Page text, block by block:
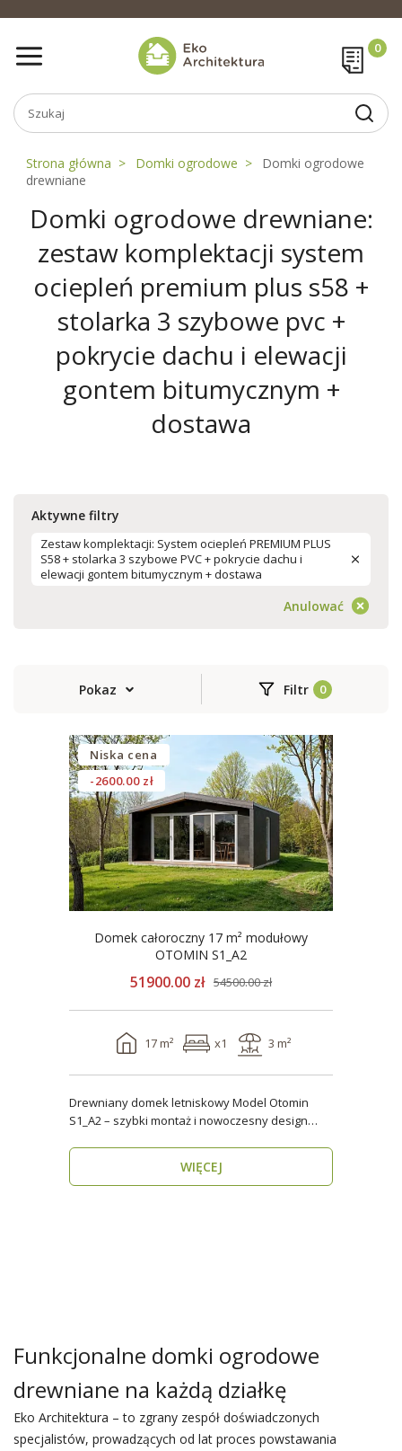
Strona główna Domki ogrodowe
Domki ogrodowe
drewniane
Domki ogrodowe drewniane:
zestaw komplektacji system
ociepleń premium plus s58 +
stolarka 3 szybowe pvc +
pokrycie dachu i elewacji
gontem bitumycznym +
dostawa
Aktywne filtry
Zestaw komplektacji: System ociepleń PREMIUM PLUS
S58 + stolarka 3 szybowe PVC + pokrycie dachu i
elewacji gontem bitumycznym + dostawa
Anulować
Pokaz Filtr
Niska cena
-2600.00 zł
Domek całoroczny 17 m² modułowy
OTOMIN S1_A2
51900.00 zł 54500.00 zł
17 m² x1 3 m²
Drewniany domek letniskowy Model Otomin
S1_A2 – szybki montaż i nowoczesny design
WIĘCEJ
Funkcjonalne domki ogrodowe
drewniane na każdą działkę
Eko Architektura – to zgrany zespół doświadczonych
specjalistów, prowadzących od lat proces powstawania